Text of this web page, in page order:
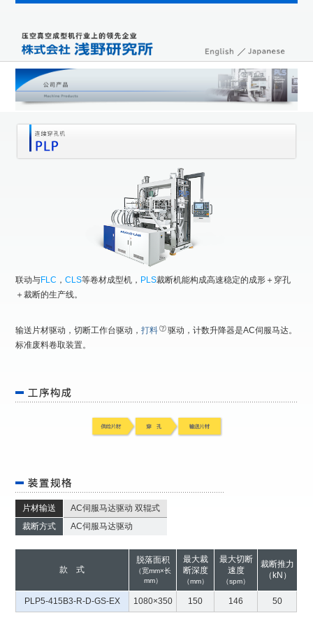
联动与FLC ，CLS等卷材成型机， PLS裁断机能构成高速稳定的成形＋穿孔
＋裁断的生产线。
输送片材驱动，切断工作台驱动，打料
驱动，计数升降器是AC伺服马达。
标准废料卷取装置。
片材输送
AC伺服马达驱动 双辊式
裁断方式
AC伺服马达驱动
款 式
脱落面积
（宽mm×长
mm）
最大裁
断深度
（mm）
最大切断
速度
（spm）
裁断推力
（kN）
PLP5-415B3-R-D-GS-EX 1080×350 150 146 50